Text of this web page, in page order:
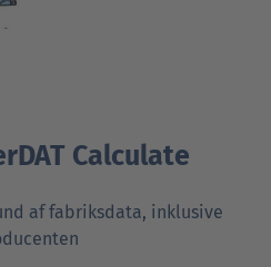
Calculate
af fabriksdata, inklusive